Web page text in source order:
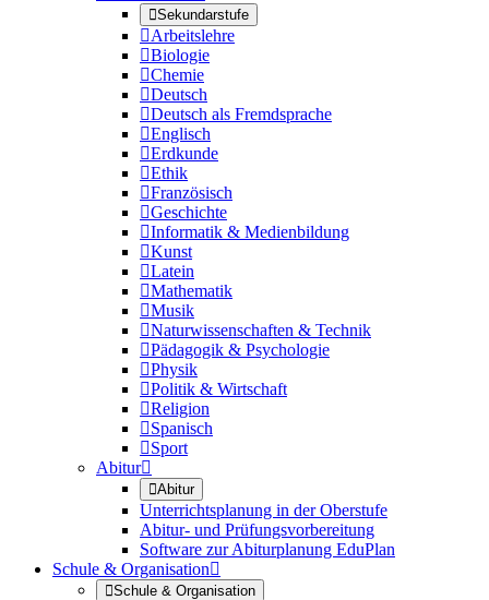
Sekundarstufe
Arbeitslehre
Biologie
Chemie
Deutsch
Deutsch als Fremdsprache
Englisch
Erdkunde
Ethik
Französisch
Geschichte
Informatik & Medienbildung
Kunst
Latein
Mathematik
Musik
Naturwissenschaften & Technik
Pädagogik & Psychologie
Physik
Politik & Wirtschaft
Religion
Spanisch
Sport
Abitur
Abitur
Unterrichtsplanung in der Oberstufe
Abitur- und Prüfungsvorbereitung
Software zur Abiturplanung EduPlan
Schule & Organisation
Schule & Organisation